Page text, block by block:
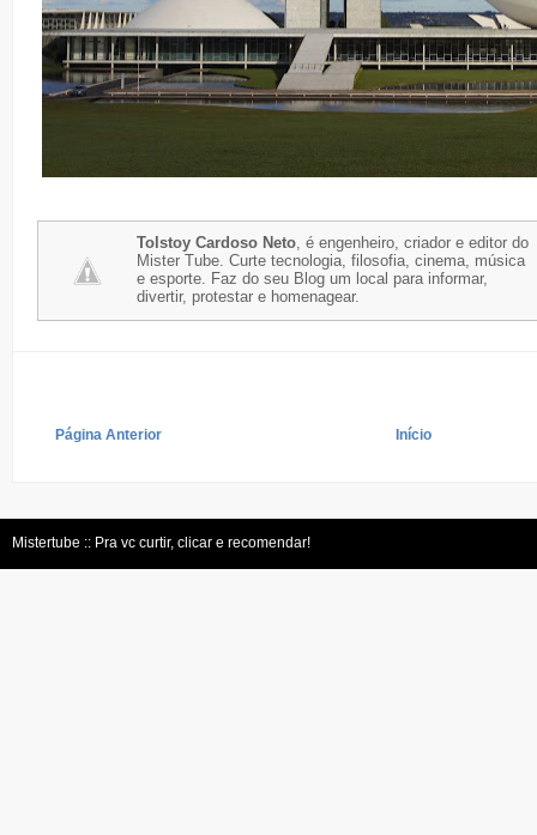
Tolstoy Cardoso Neto, é engenheiro, criador e editor do
Mister Tube. Curte tecnologia, filosofia, cinema, música
e esporte. Faz do seu Blog um local para informar,
divertir, protestar e homenagear.
Página Anterior Início
Mistertube :: Pra vc curtir, clicar e recomendar!